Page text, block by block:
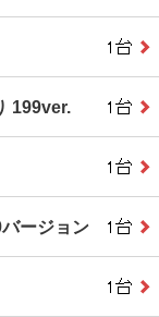
199ver.
ージョン